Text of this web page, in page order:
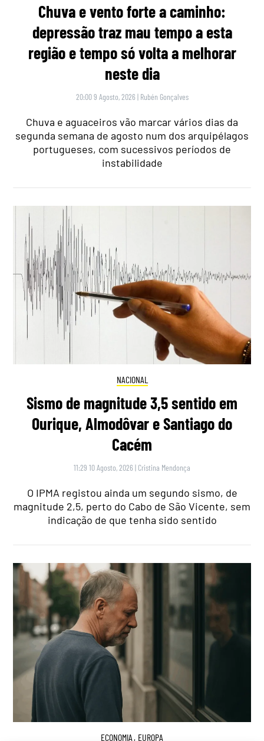
Chuva e vento forte a caminho:
depressão traz mau tempo a esta
região e tempo só volta a melhorar
neste dia
20:00 9 Agosto, 2026 | Rubén Gonçalves
Chuva e aguaceiros vão marcar vários dias da
segunda semana de agosto num dos arquipélagos
portugueses, com sucessivos períodos de
instabilidade
NACIONAL
Sismo de magnitude 3,5 sentido em
Ourique, Almodôvar e Santiago do
Cacém
11:29 10 Agosto, 2026 | Cristina Mendonça
O IPMA registou ainda um segundo sismo, de
magnitude 2,5, perto do Cabo de São Vicente, sem
indicação de que tenha sido sentido
ECONOMIA , EUROPA